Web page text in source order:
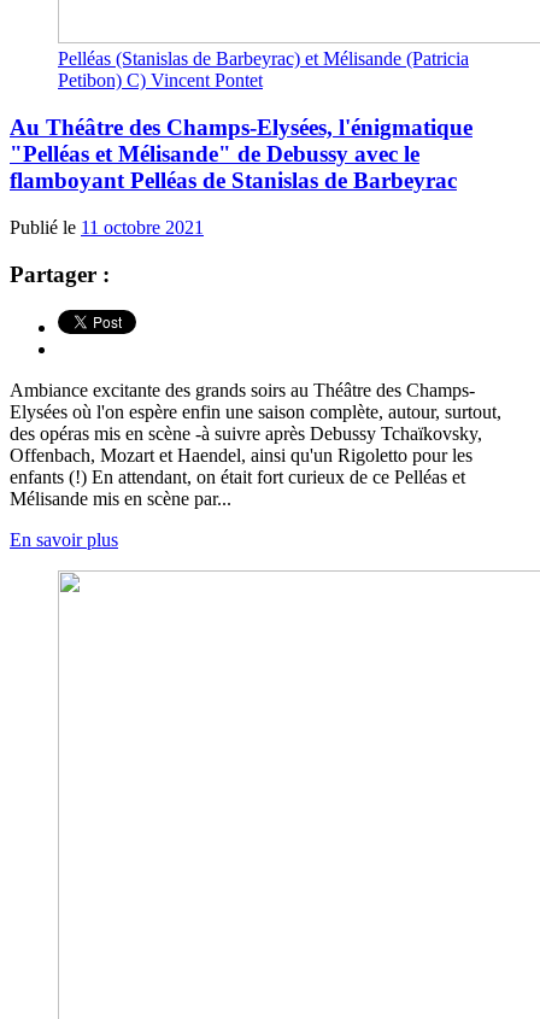
Pelléas (Stanislas de Barbeyrac) et Mélisande (Patricia
Petibon) C) Vincent Pontet
Au Théâtre des Champs-Elysées, l'énigmatique
"Pelléas et Mélisande" de Debussy avec le
flamboyant Pelléas de Stanislas de Barbeyrac
Publié le 11 octobre 2021
Partager :
Ambiance excitante des grands soirs au Théâtre des Champs-
Elysées où l'on espère enfin une saison complète, autour, surtout,
des opéras mis en scène -à suivre après Debussy Tchaïkovsky,
Offenbach, Mozart et Haendel, ainsi qu'un Rigoletto pour les
enfants (!) En attendant, on était fort curieux de ce Pelléas et
Mélisande mis en scène par...
En savoir plus